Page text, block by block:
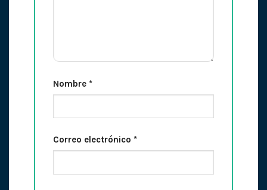
Nombre *
Correo electrónico *